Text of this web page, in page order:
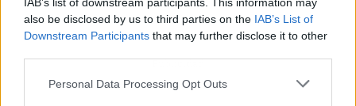
also be disclosed by us to third parties on the IAB’s List of
Downstream Participants that may further disclose it to other
Personal Data Processing Opt Outs
Publicidad